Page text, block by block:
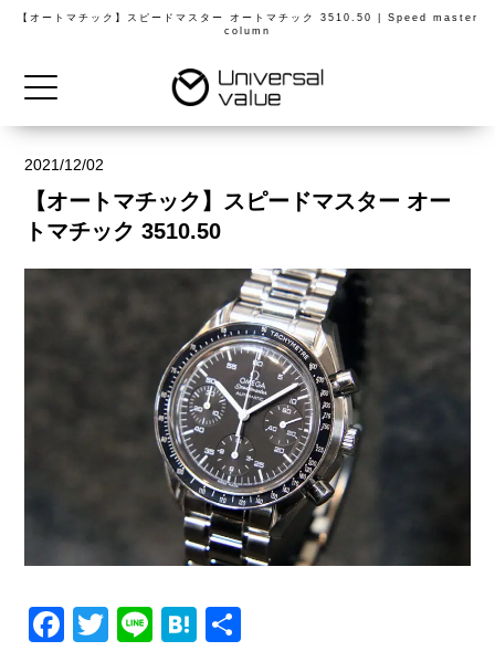
【オートマチック】スピードマスター オートマチック 3510.50 | Speed master
column
2021/12/02
【オートマチック】スピードマスター オー
トマチック 3510.50
F
T
Li
H